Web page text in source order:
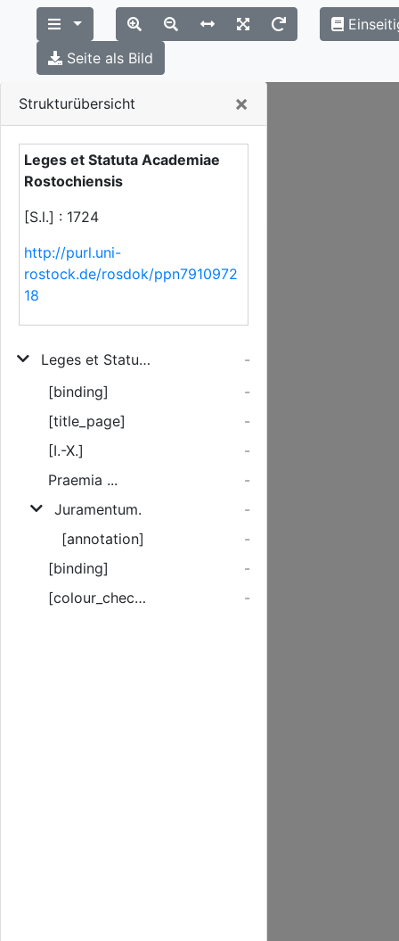
Strukturübersicht ×
Leges et Statuta Academiae
Rostochiensis
[S.l.] : 1724
http://purl.uni-
rostock.de/rosdok/ppn7910972
18
Leges et Statuta Academiae Rostochiensis
-
[binding]
-
[title_page]
-
[I.-X.]
-
Praemia ...
-
Juramentum.
-
[annotation]
-
[binding]
-
[colour_checker]
-
Seite als Bild